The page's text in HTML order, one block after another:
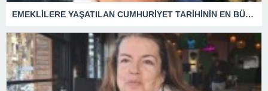
EMEKLİLERE YAŞATILAN CUMHURİYET TARİHİNİN EN BÜYÜK ZULMÜNÜN DERİN ANALİZİ !